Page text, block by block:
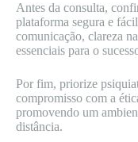
Antes da consulta,
plataforma segura e
comunicação, clareza
essenciais para o
Por fim, priorize
compromisso com a
promovendo um
distância.